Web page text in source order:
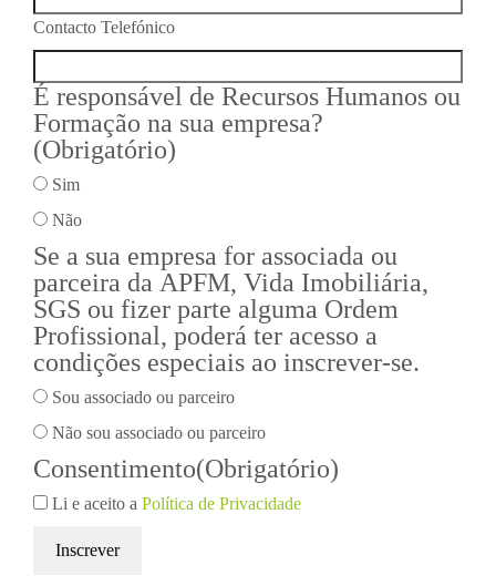
Contacto Telefónico
É responsável de Recursos Humanos ou
Formação na sua empresa?
(Obrigatório)
Sim
Não
Se a sua empresa for associada ou
parceira da APFM, Vida Imobiliária,
SGS ou fizer parte alguma Ordem
Profissional, poderá ter acesso a
condições especiais ao inscrever-se.
Sou associado ou parceiro
Não sou associado ou parceiro
Consentimento(Obrigatório)
Li e aceito a Política de Privacidade